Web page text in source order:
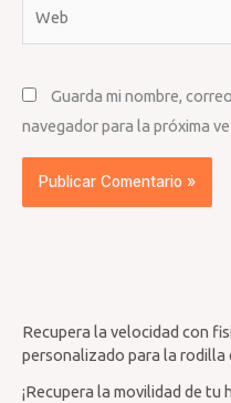
Guarda mi nombre,
navegador para la próxima
Recupera la velocidad con
personalizado para la rodilla
¡Recupera la movilidad de